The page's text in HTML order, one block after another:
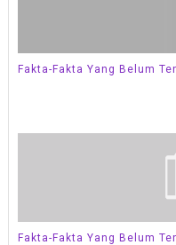
Fakta-Fakta Yang Belum
Fakta-Fakta Yang Belum